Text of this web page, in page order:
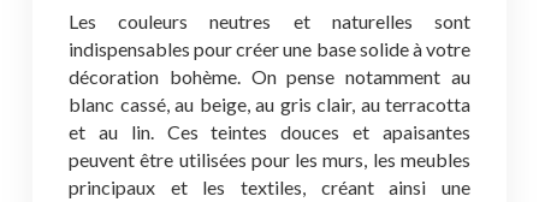
Les couleurs neutres et naturelles sont
indispensables pour créer une base solide à votre
décoration bohème. On pense notamment au
blanc cassé, au beige, au gris clair, au terracotta
et au lin. Ces teintes douces et apaisantes
peuvent être utilisées pour les murs, les meubles
principaux et les textiles, créant ainsi une